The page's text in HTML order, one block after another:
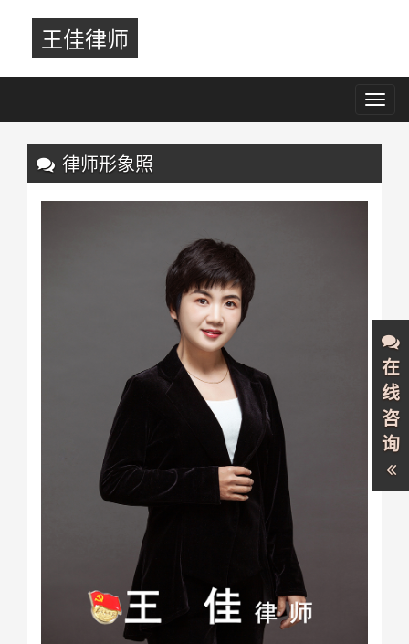
王佳律师
律师形象照
在
线
咨
询